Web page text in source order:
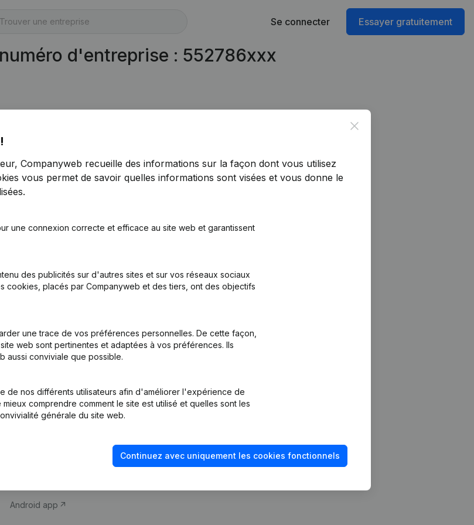
Se connecter Essayer gratuitement
d'entreprise : 552786xxx
Close
Companyweb recueille des informations sur la façon dont vous utilisez
vous permet de savoir quelles informations sont visées et vous donne le
une connexion correcte et efficace au site web et garantissent
des publicités sur d'autres sites et sur vos réseaux sociaux
cookies, placés par Companyweb et des tiers, ont des objectifs
une trace de vos préférences personnelles. De cette façon,
web sont pertinentes et adaptées à vos préférences. Ils
aussi conviviale que possible.
de nos différents utilisateurs afin d'améliorer l'expérience de
comprendre comment le site est utilisé et quelles sont les
générale du site web.
Continuez avec uniquement les cookies fonctionnels
Produit
d’entreprise
Monitoring
Android app
fraude
Consulter des comptes annuels
Vérification de la solvabilité